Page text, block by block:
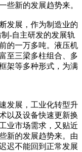
些新的发展趋势来。
发展，作为制造业的
-自主研发的发展轨
的一万多吨。液压机
至三梁多柱组合、多
架等多种形式，为满
展，工业化转型升
以及设备快速更新换
业市场需求，又贴近
新的发展趋势来。由
迟不能回到正常发展